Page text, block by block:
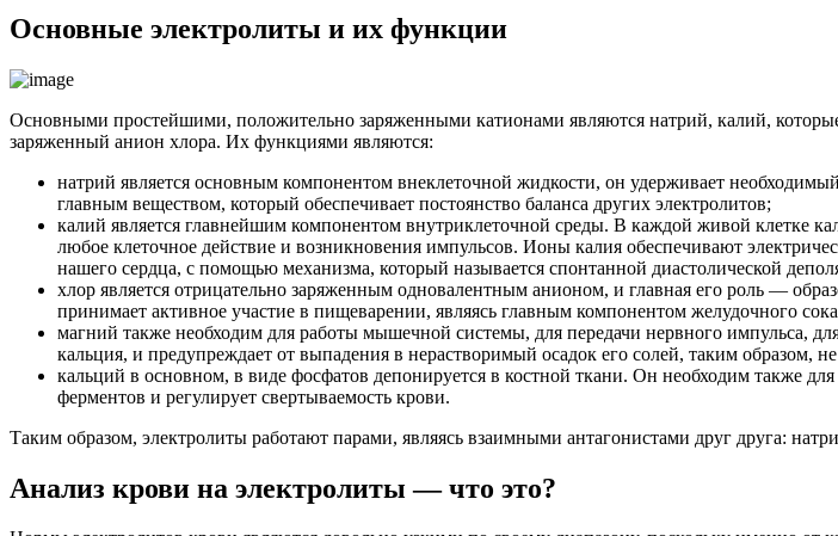
Основные электролиты и их функции
Основными простейшими, положительно заряженными катионами являются натрий, калий,
заряженный анион хлора. Их функциями являются:
натрий является основным компонентом внеклеточной жидкости, он удерживает
главным веществом, который обеспечивает постоянство баланса других электролитов;
калий является главнейшим компонентом внутриклеточной среды. В каждой живой клетке
любое клеточное действие и возникновения импульсов. Ионы калия обеспечивают
нашего сердца, с помощью механизма, который называется спонтанной диастолической
хлор является отрицательно заряженным одновалентным анионом, и главная его роль —
принимает активное участие в пищеварении, являясь главным компонентом желудочного
магний также необходим для работы мышечной системы, для передачи нервного импульса,
кальция, и предупреждает от выпадения в нерастворимый осадок его солей, таким образом,
кальций в основном, в виде фосфатов депонируется в костной ткани. Он необходим также
ферментов и регулирует свертываемость крови.
Таким образом, электролиты работают парами, являясь взаимными антагонистами друг друга:
Анализ крови на электролиты — что это?